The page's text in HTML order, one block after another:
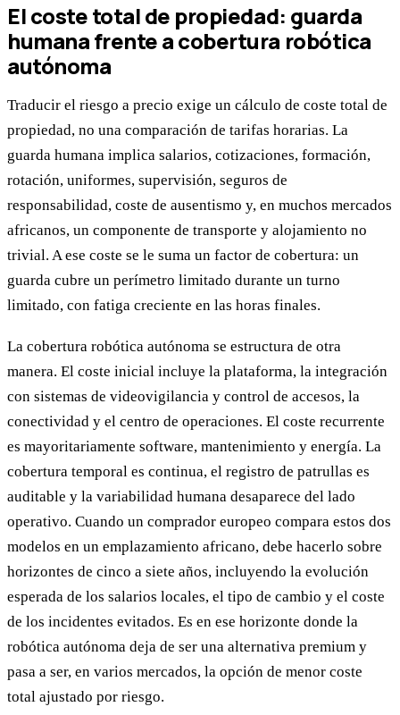
El coste total de propiedad: guarda
humana frente a cobertura robótica
autónoma
Traducir el riesgo a precio exige un cálculo de coste total de
propiedad, no una comparación de tarifas horarias. La
guarda humana implica salarios, cotizaciones, formación,
rotación, uniformes, supervisión, seguros de
responsabilidad, coste de ausentismo y, en muchos mercados
africanos, un componente de transporte y alojamiento no
trivial. A ese coste se le suma un factor de cobertura: un
guarda cubre un perímetro limitado durante un turno
limitado, con fatiga creciente en las horas finales.
La cobertura robótica autónoma se estructura de otra
manera. El coste inicial incluye la plataforma, la integración
con sistemas de videovigilancia y control de accesos, la
conectividad y el centro de operaciones. El coste recurrente
es mayoritariamente software, mantenimiento y energía. La
cobertura temporal es continua, el registro de patrullas es
auditable y la variabilidad humana desaparece del lado
operativo. Cuando un comprador europeo compara estos dos
modelos en un emplazamiento africano, debe hacerlo sobre
horizontes de cinco a siete años, incluyendo la evolución
esperada de los salarios locales, el tipo de cambio y el coste
de los incidentes evitados. Es en ese horizonte donde la
robótica autónoma deja de ser una alternativa premium y
pasa a ser, en varios mercados, la opción de menor coste
total ajustado por riesgo.